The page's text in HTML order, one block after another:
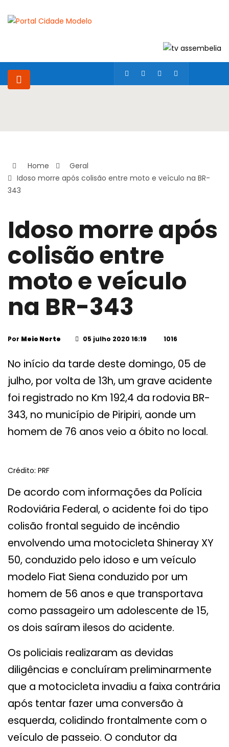
Home
Geral
Idoso morre após colisão entre moto e veículo na BR-
343
Idoso morre após
colisão entre
moto e veículo
na BR-343
Por Meio Norte 05 julho 2020 16:19 1016
No início da tarde deste domingo, 05 de
julho, por volta de 13h, um grave acidente
foi registrado no Km 192,4 da rodovia BR-
343, no município de Piripiri, aonde um
homem de 76 anos veio a óbito no local.
Crédito: PRF
De acordo com informações da Polícia
Rodoviária Federal, o acidente foi do tipo
colisão frontal seguido de incêndio
envolvendo uma motocicleta Shineray XY
50, conduzido pelo idoso e um veículo
modelo Fiat Siena conduzido por um
homem de 56 anos e que transportava
como passageiro um adolescente de 15,
os dois saíram ilesos do acidente.
Os policiais realizaram as devidas
diligências e concluíram preliminarmente
que a motocicleta invadiu a faixa contrária
após tentar fazer uma conversão à
esquerda, colidindo frontalmente com o
veículo de passeio. O condutor da